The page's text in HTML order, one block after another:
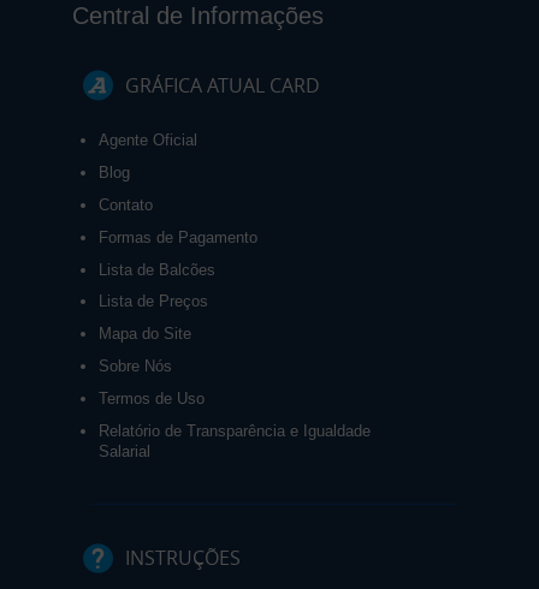
Central de Informações
GRÁFICA ATUAL CARD
Agente Oficial
Blog
Contato
Formas de Pagamento
Lista de Balcões
Lista de Preços
Mapa do Site
Sobre Nós
Termos de Uso
Relatório de Transparência e Igualdade
Salarial
INSTRUÇÕES